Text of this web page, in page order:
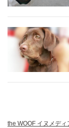
the WOOF イヌメディ